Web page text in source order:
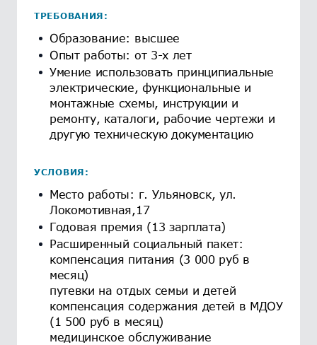
ТРЕБОВАНИЯ:
Образование: высшее
Опыт работы: от 3-х лет
Умение использовать принципиальные
электрические, функциональные и
монтажные схемы, инструкции и
ремонту, каталоги, рабочие чертежи и
другую техническую документацию
УСЛОВИЯ:
Место работы: г. Ульяновск, ул.
Локомотивная,17
Годовая премия (13 зарплата)
Расширенный социальный пакет:
компенсация питания (3 000 руб в
месяц)
путевки на отдых семьи и детей
компенсация содержания детей в МДОУ
(1 500 руб в месяц)
медицинское обслуживание